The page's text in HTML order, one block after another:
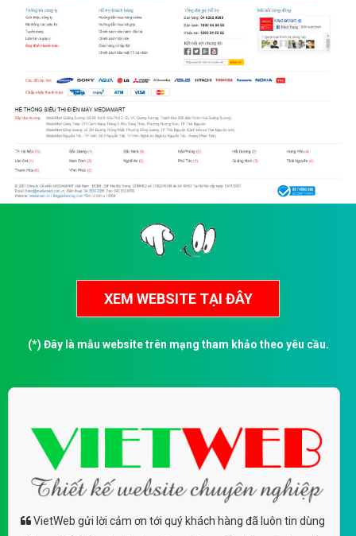
(*) Đây là mẫu website trên mạng tham khảo theo yêu cầu.
VietWeb gửi lời cảm ơn tới quý khách hàng đã luôn tin dùng